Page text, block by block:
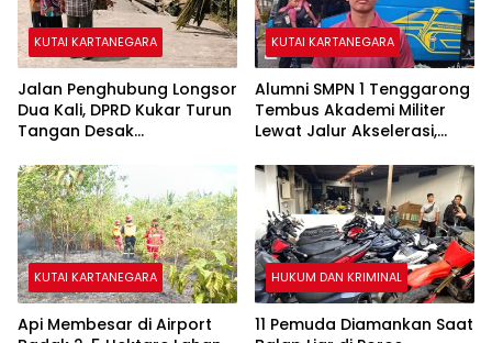
KUTAI KARTANEGARA
Jalan Penghubung Longsor
Dua Kali, DPRD Kukar Turun
Tangan Desak
KUTAI KARTANEGARA
Alumni SMPN 1 Tenggarong
Tembus Akademi Militer
Lewat Jalur Akselerasi,
KUTAI KARTANEGARA
Api Membesar di Airport
HUKUM DAN KRIMINAL
11 Pemuda Diamankan Saat